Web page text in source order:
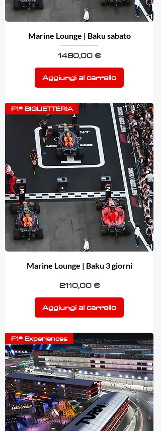
Marine Lounge | Baku sabato
Prezzo
1480,00 €
Aggiungi al carrello
F1® BIGLIETTERIA
Marine Lounge | Baku 3 giorni
Prezzo
2110,00 €
Aggiungi al carrello
F1® Experiences